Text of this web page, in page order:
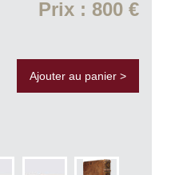
Prix : 800 €
Ajouter au panier >